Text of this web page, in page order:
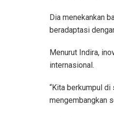
Dia menekankan
beradaptasi
Menurut Indira,
internasional.
“Kita berkumpul
mengembangkan